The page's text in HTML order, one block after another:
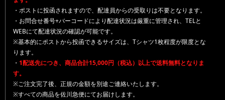
・ポストに投函されますので、配達員からの受取りは不要となります。
・お問合せ番号+バーコードにより配達状況は厳重に管理され、TELと
WEBにて配達状況の確認が可能です。
※基本的にポストから投函できるサイズは、Tシャツ1枚程度が限度とな
ります。
・ 1配送先につき、商品合計15,000円（税込）以上で送料無料となりま
す。
※ご注文完了後、正規の金額を別途ご連絡いたします。
※すべての商品を佐川急便にてお届けします。